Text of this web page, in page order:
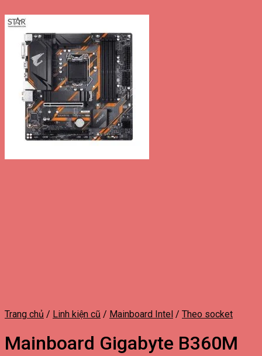
Trang chủ / Linh kiện cũ / Mainboard Intel / Theo socket
Mainboard Gigabyte B360M